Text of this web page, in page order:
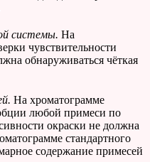
системы. На
чувствительности
обнаруживаться чёткая
На хроматограмме
любой примеси по
окраски не должна
стандартного
содержание примесей